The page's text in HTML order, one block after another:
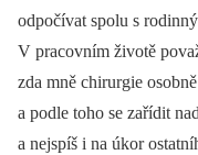
odpočívat spolu s
V pracovním životě
zda mně chirurgie
a podle toho se zařídit
a nejspíš i na úkor